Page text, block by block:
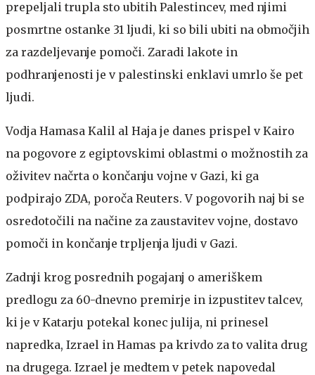
prepeljali trupla sto ubitih Palestincev, med njimi
posmrtne ostanke 31 ljudi, ki so bili ubiti na območjih
za razdeljevanje pomoči. Zaradi lakote in
podhranjenosti je v palestinski enklavi umrlo še pet
ljudi.
Vodja Hamasa Kalil al Haja je danes prispel v Kairo
na pogovore z egiptovskimi oblastmi o možnostih za
oživitev načrta o končanju vojne v Gazi, ki ga
podpirajo ZDA, poroča Reuters. V pogovorih naj bi se
osredotočili na načine za zaustavitev vojne, dostavo
pomoči in končanje trpljenja ljudi v Gazi.
Zadnji krog posrednih pogajanj o ameriškem
predlogu za 60-dnevno premirje in izpustitev talcev,
ki je v Katarju potekal konec julija, ni prinesel
napredka, Izrael in Hamas pa krivdo za to valita drug
na drugega. Izrael je medtem v petek napovedal